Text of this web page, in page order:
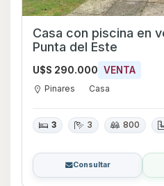
Casa con piscina en venta en Pinares -
Punta del Este
U$S 290.000 VENTA
Pinares Casa
3 3 800
Consultar